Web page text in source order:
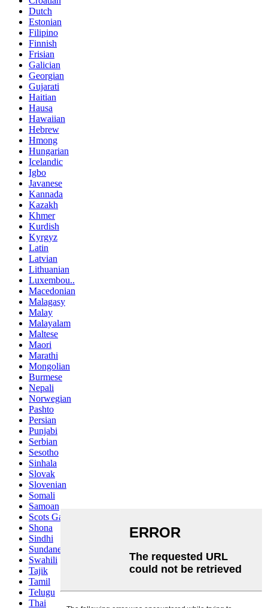
Dutch
Estonian
Filipino
Finnish
Frisian
Galician
Georgian
Gujarati
Haitian
Hausa
Hawaiian
Hebrew
Hmong
Hungarian
Icelandic
Igbo
Javanese
Kannada
Kazakh
Khmer
Kurdish
Kyrgyz
Latin
Latvian
Lithuanian
Luxembou..
Macedonian
Malagasy
Malay
Malayalam
Maltese
Maori
Marathi
Mongolian
Burmese
Nepali
Norwegian
Pashto
Persian
Punjabi
Serbian
Sesotho
Sinhala
Slovak
Slovenian
Somali
Samoan
Scots Gaelic
Shona
Sindhi
Sundanese
Swahili
Tajik
Tamil
Telugu
Thai